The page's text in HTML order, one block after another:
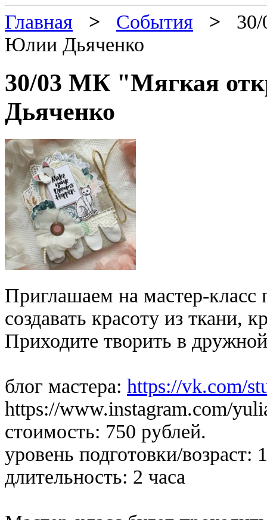
Главная > События > 30/
Юлии Дьяченко
30/03 МК "Мягкая
Дьяченко
Приглашаем на мастер-класс
создавать красоту из ткани,
Приходите творить в
блог мастера: https://vk.com/
https://www.instagram.com/
стоимость: 750 рублей.
уровень подготовки/возраст:
длительность: 2 часа